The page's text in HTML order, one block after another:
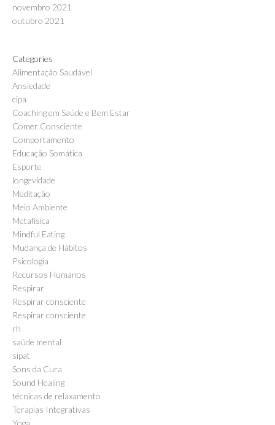
novembro 2021
outubro 2021
Categories
Alimentação Saudável
Ansiedade
cipa
Coaching em Saúde e Bem Estar
Comer Consciente
Comportamento
Educação Somática
Esporte
longevidade
Meditação
Meio Ambiente
Metafísica
Mindful Eating
Mudança de Hábitos
Psicologia
Recursos Humanos
Respirar
Respirar consciente
Respirar consciente
rh
saúde mental
sipat
Sons da Cura
Sound Healing
técnicas de relaxamento
Terapias Integrativas